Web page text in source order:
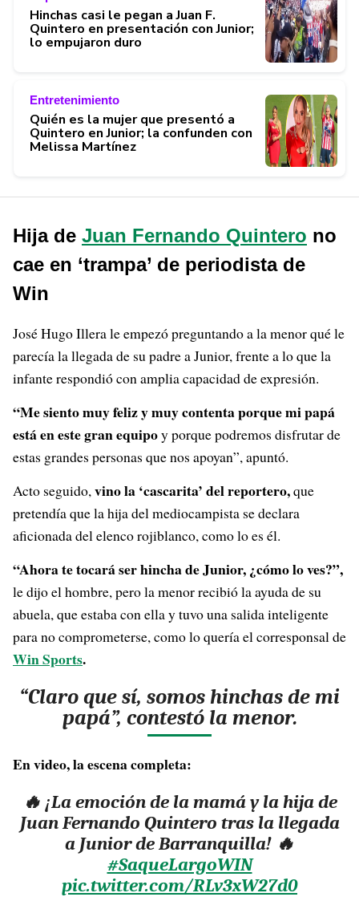
Hinchas casi le pegan a Juan F.
Quintero en presentación con Junior;
lo empujaron duro
Entretenimiento
Quién es la mujer que presentó a
Quintero en Junior; la confunden con
Melissa Martínez
Hija de Juan Fernando Quintero no
cae en ‘trampa’ de periodista de
Win
José Hugo Illera le empezó preguntando a la menor qué le
parecía la llegada de su padre a Junior, frente a lo que la
infante respondió con amplia capacidad de expresión.
“Me siento muy feliz y muy contenta porque mi papá
está en este gran equipoy porque podremos disfrutar de
estas grandes personas que nos apoyan”, apuntó.
Acto seguido,vino la ‘cascarita’ del reportero,que
pretendía que la hija del mediocampista se declara
aficionada del elenco rojiblanco, como lo es él.
“Ahora te tocará ser hincha de Junior, ¿cómo lo ves?”,
le dijo el hombre, pero la menor recibió la ayuda de su
abuela, que estaba con ella y tuvo una salida inteligente
para no comprometerse, como lo quería el corresponsal de
Win Sports.
“Claro que sí, somos hinchas de mi
papá”, contestó la menor.
En video, la escena completa:
🔥 ¡La emoción de la mamá y la hija de
Juan Fernando Quintero tras la llegada
a Junior de Barranquilla! 🔥
#SaqueLargoWIN
pic.twitter.com/RLv3xW27d0